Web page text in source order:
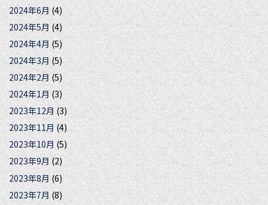
2024年6月 (4)
2024年5月(4)
2024年4月(5)
2024年3月(5)
2024年2月(5)
2024年1月(3)
2023年12月 (3)
2023年11月 (4)
2023年10月 (5)
2023年9月(2)
2023年8月(6)
2023年7月 (8)